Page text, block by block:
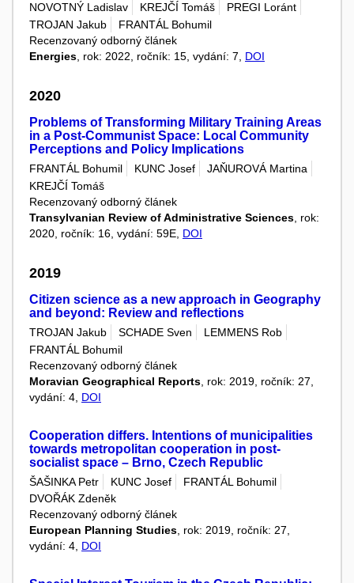
NOVOTNÝ Ladislav
KREJČÍ Tomáš
PREGI Loránt
TROJAN Jakub
FRANTÁL Bohumil
Recenzovaný odborný článek
Energies , rok: 2022, ročník: 15, vydání: 7, DOI
2020
Problems of Transforming Military Training Areas
in a Post-Communist Space: Local Community
Perceptions and Policy Implications
FRANTÁL Bohumil KUNC Josef
JAŇUROVÁ Martina
KREJČÍ Tomáš
Recenzovaný odborný článek
Transylvanian Review of Administrative Sciences , rok:
2020, ročník: 16, vydání: 59E, DOI
2019
Citizen science as a new approach in Geography
and beyond: Review and reflections
TROJAN Jakub SCHADE Sven
LEMMENS Rob
FRANTÁL Bohumil
Recenzovaný odborný článek
Moravian Geographical Reports , rok: 2019, ročník: 27,
vydání: 4, DOI
Cooperation differs. Intentions of municipalities
towards metropolitan cooperation in post-
socialist space – Brno, Czech Republic
ŠAŠINKA Petr KUNC Josef
FRANTÁL Bohumil
DVOŘÁK Zdeněk
Recenzovaný odborný článek
European Planning Studies, rok: 2019, ročník: 27,
vydání: 4, DOI